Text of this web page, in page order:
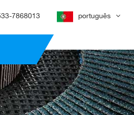
7868013 português